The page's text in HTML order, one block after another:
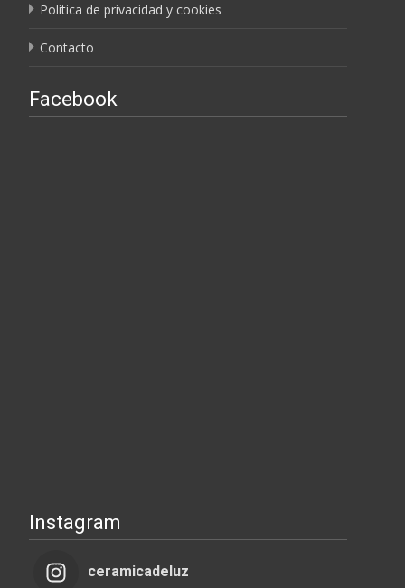
Política de privacidad y cookies
Contacto
Facebook
Instagram
ceramicadeluz